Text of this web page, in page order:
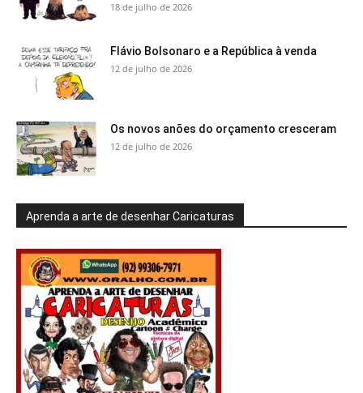
18 de julho de 2026
Flávio Bolsonaro e a República à venda
12 de julho de 2026
Os novos anões do orçamento cresceram
12 de julho de 2026
Aprenda a arte de desenhar Caricaturas